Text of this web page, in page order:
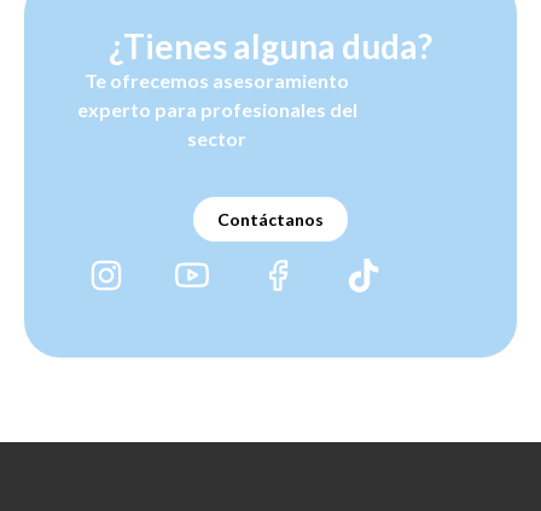
¿Tienes alguna duda?
Te ofrecemos asesoramiento
experto para profesionales del
sector
Contáctanos